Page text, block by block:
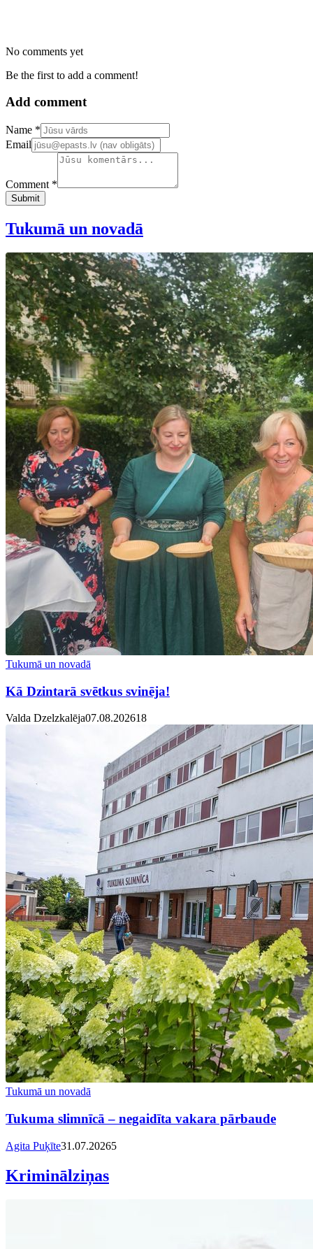
No comments yet
Be the first to add a comment!
Add comment
Confirm your email address
Name *
Email
Comment *
Submit
Tukumā un novadā
Tukumā un novadā
Kā Dzintarā svētkus svinēja!
Valda Dzelzkalēja07.08.202618
Tukumā un novadā
Tukuma slimnīcā – negaidīta vakara pārbaude
Agita Puķīte31.07.20265
Kriminālziņas